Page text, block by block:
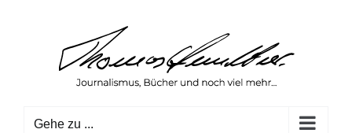
springen
Gehe zu ...